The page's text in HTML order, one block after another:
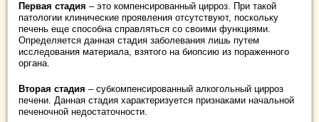
Первая стадия – это компенсированный цирроз. При такой
патологии клинические проявления отсутствуют, поскольку
печень еще способна справляться со своими функциями.
Определяется данная стадия заболевания лишь путем
исследования материала, взятого на биопсию из пораженного
органа.
Вторая стадия – субкомпенсированный алкогольный цирроз
печени. Данная стадия характеризуется признаками начальной
печеночной недостаточности.